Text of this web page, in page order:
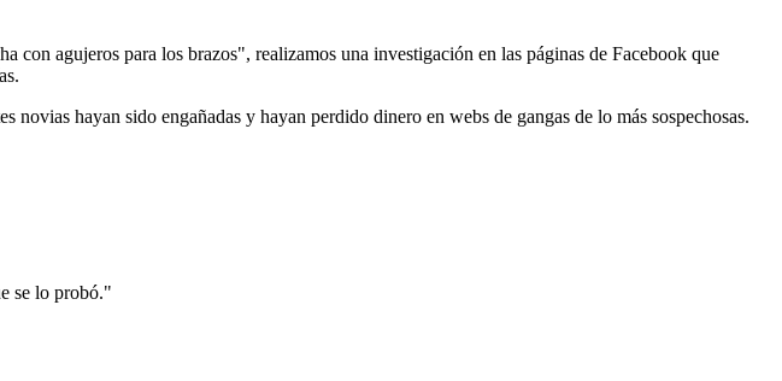
con agujeros para los brazos", realizamos una investigación en las páginas de Facebook que
hayan sido engañadas y hayan perdido dinero en webs de gangas de lo más sospechosas.
se lo probó."